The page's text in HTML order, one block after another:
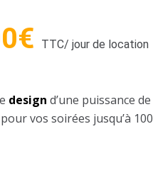
€ TTC/ jour de location
design d’une puissance de
vos soirées jusqu’à 100